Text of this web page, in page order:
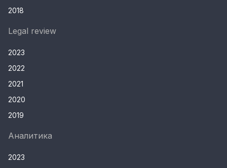
2018
Legal review
2023
2022
2021
2020
2019
Аналитика
2023